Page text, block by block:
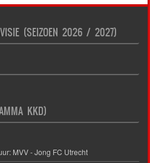
(SEIZOEN 2026 / 2027)
KKD)
MVV - Jong FC Utrecht